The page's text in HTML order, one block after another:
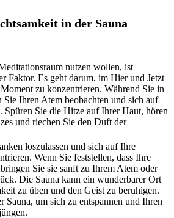
in der Sauna
nutzen wollen, ist
Faktor. Es geht darum, im Hier und Jetzt
zu konzentrieren. Während Sie in
Sie Ihren Atem beobachten und sich auf
Spüren Sie die Hitze auf Ihrer Haut, hören
und riechen Sie den Duft der
loszulassen und sich auf Ihre
Wenn Sie feststellen, dass Ihre
Sie sie sanft zu Ihrem Atem oder
Die Sauna kann ein wunderbarer Ort
zu üben und den Geist zu beruhigen.
Sauna, um sich zu entspannen und Ihren